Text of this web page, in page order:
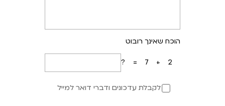
הוכח שאינך רובוט
7+2=?
לקבלת עדכונים ודברי דואר למייל